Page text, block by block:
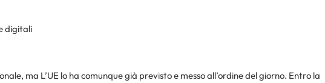
digitali
ma L’UE lo ha comunque già previsto e messo all’ordine del giorno. Entro la